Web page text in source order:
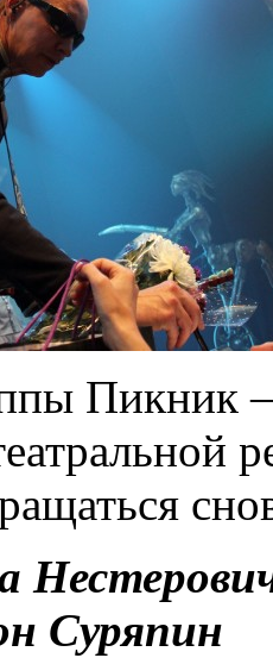
Пикник –
Суряпин